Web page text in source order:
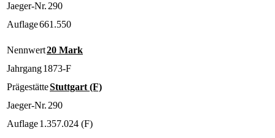
Jaeger-Nr. 290
Auflage661.550
Nennwert20 Mark
Jahrgang1873-F
PrägestätteStuttgart (F)
Jaeger-Nr. 290
Auflage1.357.024 (F)